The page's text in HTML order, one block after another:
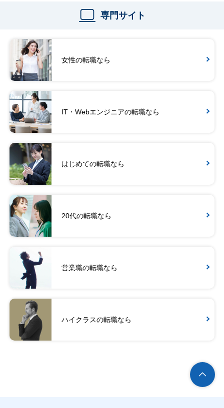
専門サイト
女性の転職なら
IT・Webエンジニアの転職なら
はじめての転職なら
20代の転職なら
営業職の転職なら
ハイクラスの転職なら